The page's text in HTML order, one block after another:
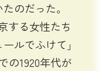
のだった。
する女性たち
ルでふけて」
の1920年代が